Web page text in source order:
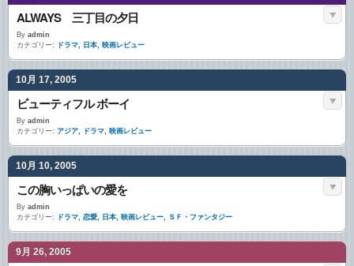
ALWAYS 三丁目の夕日
By admin
カテゴリー:
ドラマ, 日本, 映画レビュー
10月 17, 2005
ビューティフル ボーイ
By admin
カテゴリー: アジア, ドラマ, 映画レビュー
10月 10, 2005
この胸いっぱいの愛を
By admin
カテゴリー:
ドラマ, 恋愛, 日本, 映画レビュー, ＳＦ・ファンタジー
9月 26, 2005